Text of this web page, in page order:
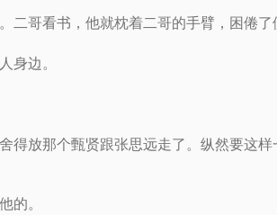
二哥看书，他就枕着二哥的手臂，困倦了
身边。
得放那个甄贤跟张思远走了。纵然要这
的。